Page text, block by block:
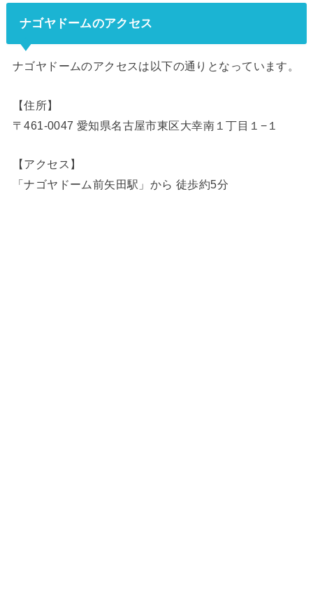
ナゴヤドームのアクセス
ナゴヤドームのアクセスは以下の通りとなっています。
【住所】
〒461-0047 愛知県名古屋市東区大幸南１丁目１−１
【アクセス】
「ナゴヤドーム前矢田駅」から 徒歩約5分